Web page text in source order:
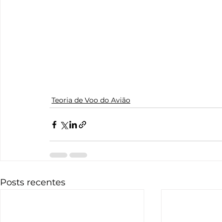
Teoria de Voo do Avião
Posts recentes